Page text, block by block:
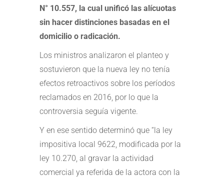
N° 10.557, la cual unificó las alícuotas
sin hacer distinciones basadas en el
domicilio o radicación.
Los ministros analizaron el planteo y
sostuvieron que la nueva ley no tenía
efectos retroactivos sobre los períodos
reclamados en 2016, por lo que la
controversia seguía vigente.
Y en ese sentido determinó que “la ley
impositiva local 9622, modificada por la
ley 10.270, al gravar la actividad
comercial ya referida de la actora con la